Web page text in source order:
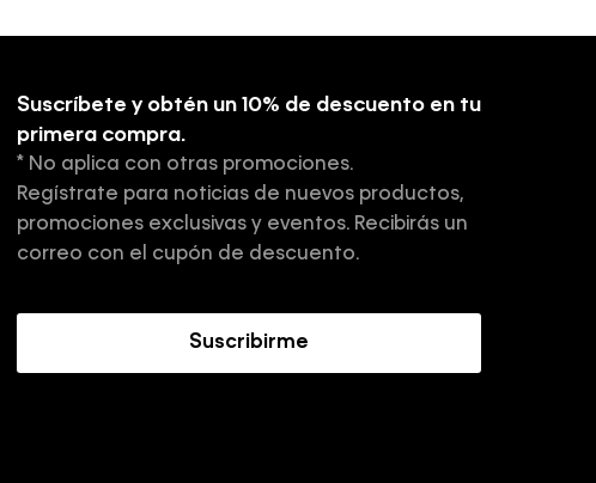
Suscríbete y obtén un 10% de descuento en tu
primera compra.
* No aplica con otras promociones.
Regístrate para noticias de nuevos productos,
promociones exclusivas y eventos. Recibirás un
correo con el cupón de descuento.
Suscribirme